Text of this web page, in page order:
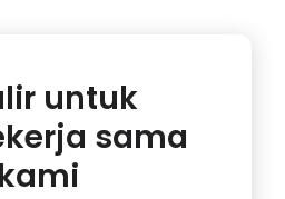
untuk
sama